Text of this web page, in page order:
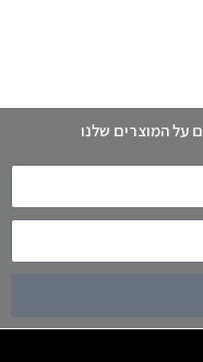
על המוצרים שלנו